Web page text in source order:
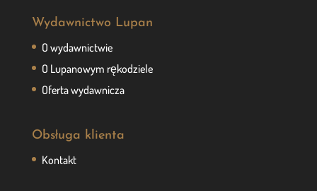
Wydawnictwo Lupan
O wydawnictwie
O Lupanowym rękodziele
Oferta wydawnicza
Obsługa klienta
Kontakt